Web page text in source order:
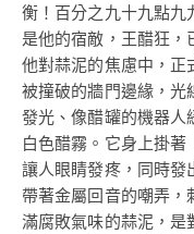
衡！百分之九十九點九
是他的宿敵，王醋狂
他對蒜泥的焦慮中，正
被撞破的牆門邊緣，光
發光、像醋罐的機器人
白色醋霧。它身上掛
讓人眼睛發疼，同時發
帶著金屬回音的嘲弄
滿腐敗氣味的蒜泥，是